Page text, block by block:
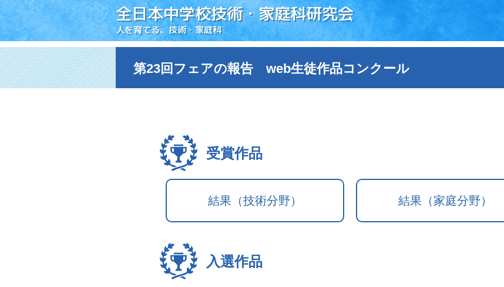
全日本中学校技術・家庭科研究会
人を育てる、技術・家庭科
第23回フェアの報告 web生徒作品コンクール
受賞作品
結果（技術分野） 結果（家庭分野）
入選作品